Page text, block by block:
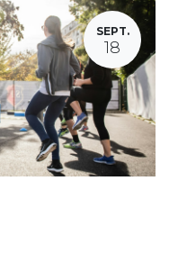
SEPT.
18